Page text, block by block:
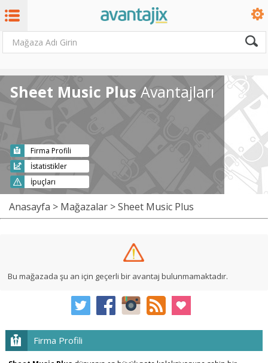
Sheet Music Plus Avantajları
Firma Profili
İstatistikler
İpuçları
Anasayfa > Mağazalar > Sheet Music Plus
Bu mağazada şu an için geçerli bir avantaj bulunmamaktadır.
Firma Profili